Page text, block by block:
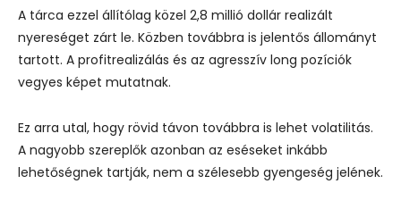
A tárca ezzel állítólag közel 2,8 millió dollár realizált
nyereséget zárt le. Közben továbbra is jelentős állományt
tartott. A profitrealizálás és az agresszív long pozíciók
vegyes képet mutatnak.
Ez arra utal, hogy rövid távon továbbra is lehet volatilitás.
A nagyobb szereplők azonban az eséseket inkább
lehetőségnek tartják, nem a szélesebb gyengeség jelének.